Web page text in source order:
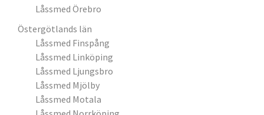
Låssmed Örebro
Östergötlands län
Låssmed Finspång
Låssmed Linköping
Låssmed Ljungsbro
Låssmed Mjölby
Låssmed Motala